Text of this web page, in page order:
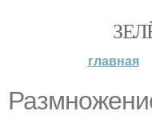
главная